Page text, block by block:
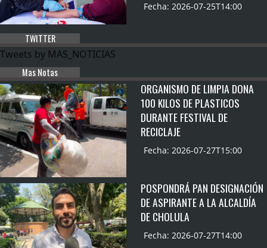
Fecha: 2026-07-25T14:00
TWITTER
Tweets by MAS_NOTICIAS
Mas Notas
ORGANISMO DE LIMPIA DONA
100 KILOS DE PLASTICOS
DURANTE FESTIVAL DE
RECICLAJE
Fecha: 2026-07-27T15:00
POSPONDRÁ PAN DESIGNACIÓN
DE ASPIRANTE A LA ALCALDÍA
DE CHOLULA
Fecha: 2026-07-27T14:00